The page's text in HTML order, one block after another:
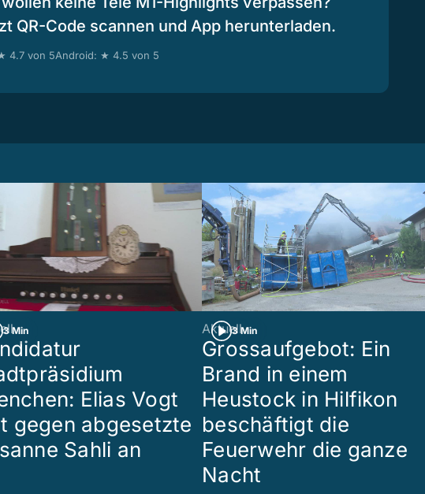
QR-Code scannen und App herunterladen.
4.7 von 5Android: ★ 4.5 von 5
3 Min
Elias Vogt
gegen abgesetzte
Sahli an
3 Min
Aktuell
Grossaufgebot: Ein
Brand in einem
Heustock in Hilfikon
beschäftigt die
Feuerwehr die ganze
Nacht